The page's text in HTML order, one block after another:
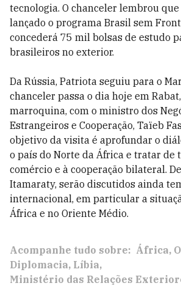
tecnologia. O chanceler lembrou
lançado o programa Brasil sem
concederá 75 mil bolsas de estudo
brasileiros no exterior.
Da Rússia, Patriota seguiu para o
chanceler passa o dia hoje em
marroquina, com o ministro dos
Estrangeiros e Cooperação, Taïeb
objetivo da visita é aprofundar o
o país do Norte da África e tratar de
comércio e à cooperação bilateral.
Itamaraty, serão discutidos ainda
internacional, em particular a
África e no Oriente Médio.
Acompanhe tudo sobre: África
Diplomacia Líbia
Ministério das Relações